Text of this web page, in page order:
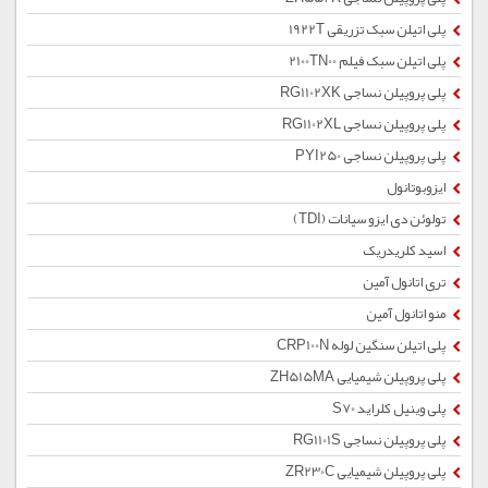
پلی اتیلن سبک تزریقی 1922T
پلی اتیلن سبک فیلم 2100TN00
پلی پروپیلن نساجی RG1102XK
پلی پروپیلن نساجی RG1102XL
پلی پروپیلن نساجی PYI250
ایزوبوتانول
تولوئن دی ایزو سیانات (TDI)
اسید کلریدریک
تری اتانول آمین
منو اتانول آمین
پلی اتیلن سنگین لوله CRP100N
پلی پروپیلن شیمیایی ZH515MA
پلی وینیل کلراید S70
پلی پروپیلن نساجی RG1101S
پلی پروپیلن شیمیایی ZR230C